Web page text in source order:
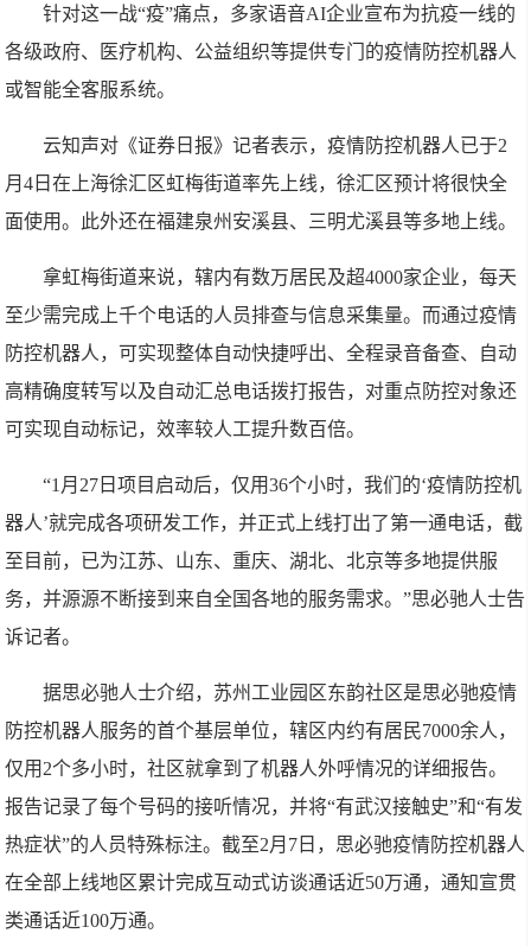
针对这一战“疫”痛点，多家语音AI企业宣布为抗疫一线的
各级政府、医疗机构、公益组织等提供专门的疫情防控机器人
或智能全客服系统。
云知声对《证券日报》记者表示，疫情防控机器人已于2
月4日在上海徐汇区虹梅街道率先上线，徐汇区预计将很快全
面使用。此外还在福建泉州安溪县、三明尤溪县等多地上线。
拿虹梅街道来说，辖内有数万居民及超4000家企业，每天
至少需完成上千个电话的人员排查与信息采集量。而通过疫情
防控机器人，可实现整体自动快捷呼出、全程录音备查、自动
高精确度转写以及自动汇总电话拨打报告，对重点防控对象还
可实现自动标记，效率较人工提升数百倍。
“1月27日项目启动后，仅用36个小时，我们的‘疫情防控机
器人’就完成各项研发工作，并正式上线打出了第一通电话，截
至目前，已为江苏、山东、重庆、湖北、北京等多地提供服
务，并源源不断接到来自全国各地的服务需求。”思必驰人士告
诉记者。
据思必驰人士介绍，苏州工业园区东韵社区是思必驰疫情
防控机器人服务的首个基层单位，辖区内约有居民7000余人，
仅用2个多小时，社区就拿到了机器人外呼情况的详细报告。
报告记录了每个号码的接听情况，并将“有武汉接触史”和“有发
热症状”的人员特殊标注。截至2月7日，思必驰疫情防控机器人
在全部上线地区累计完成互动式访谈通话近50万通，通知宣贯
类通话近100万通。